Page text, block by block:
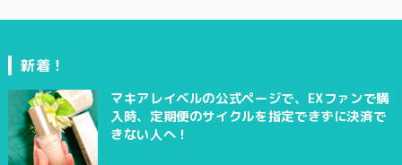
新着！
マキアレイベルの公式ページで、EXファンで購
入時、定期便のサイクルを指定できずに決済で
きない人へ！